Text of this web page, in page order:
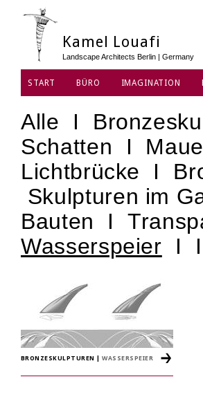
Kamel Louafi
Landscape Architects Berlin | Germany
START BÜRO IMAGINATION
Alle I
Schatten I
Lichtbrücke I
Skulpturen im
Bauten I
Wasserspeier I
BRONZESKULPTUREN |WASSERSPEIER